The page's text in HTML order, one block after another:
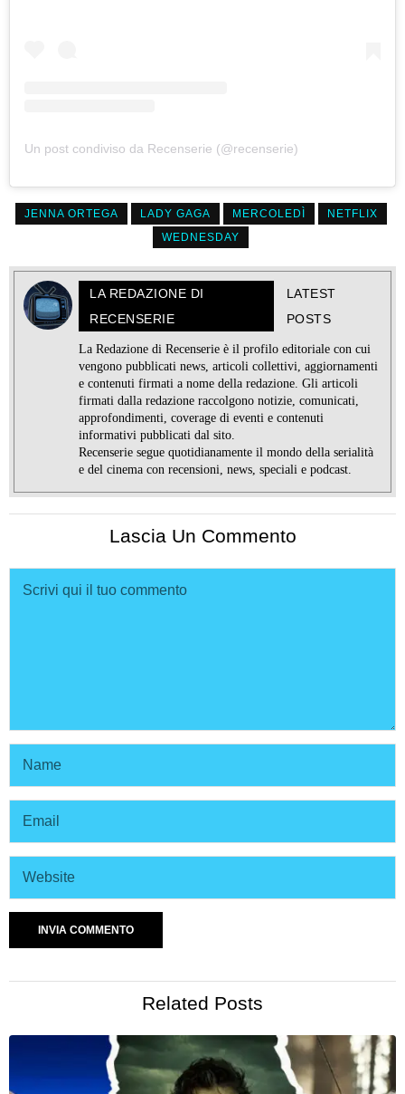
Un post condiviso da Recenserie (@recenserie)
JENNA ORTEGA LADY GAGA MERCOLEDÌ
NETFLIX
WEDNESDAY
LA REDAZIONE DI
RECENSERIE
LATEST
POSTS
La Redazione di Recenserie è il profilo editoriale con cui
vengono pubblicati news, articoli collettivi, aggiornamenti
e contenuti firmati a nome della redazione. Gli articoli
firmati dalla redazione raccolgono notizie, comunicati,
approfondimenti, coverage di eventi e contenuti
informativi pubblicati dal sito.
Recenserie segue quotidianamente il mondo della serialità
e del cinema con recensioni, news, speciali e podcast.
Lascia Un Commento
Related Posts